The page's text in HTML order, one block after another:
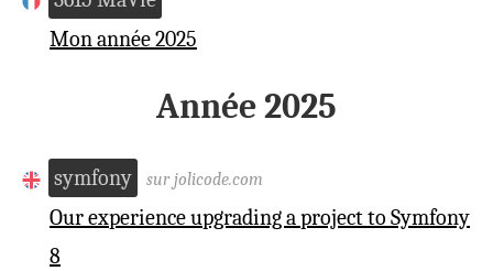
Mon année 2025
Année 2025
symfony sur jolicode.com
Our experience upgrading a project to Symfony
8